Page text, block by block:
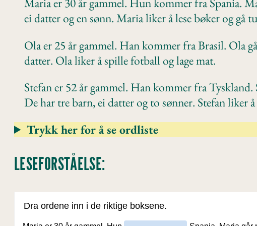
ei datter og en sønn. Maria liker å lese bøker og gå
Ola er 25 år gammel. Han kommer fra Brasil. Ola
datter. Ola liker å spille fotball og lage mat.
Stefan er 52 år gammel. Han kommer fra
De har tre barn, ei datter og to sønner. Stefan liker
Trykk her for å se ordliste
LESEFORSTÅELSE: